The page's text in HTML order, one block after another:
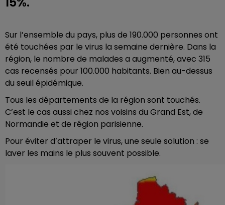
Sur l’ensemble du pays, plus de 190.000 personnes ont
été touchées par le virus la semaine dernière. Dans la
région, le nombre de malades a augmenté, avec 315
cas recensés pour 100.000 habitants. Bien au-dessus
du seuil épidémique.
Tous les départements de la région sont touchés.
C’est le cas aussi chez nos voisins du Grand Est, de
Normandie et de région parisienne.
Pour éviter d’attraper le virus, une seule solution : se
laver les mains le plus souvent possible.